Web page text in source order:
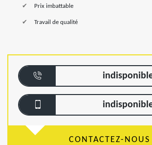
Prix imbattable
Travail de qualité
CONTACTEZ-NOUS